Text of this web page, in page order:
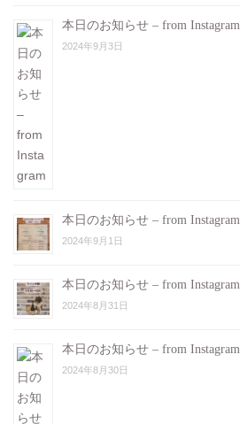
本日のお知らせ – from Instagram
2024年9月3日
本日のお知らせ – from Instagram
2024年9月1日
本日のお知らせ – from Instagram
2024年8月31日
本日のお知らせ – from Instagram
2024年8月30日